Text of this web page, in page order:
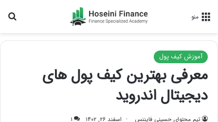
منو
آموزش کیف پول
معرفی بهترین کیف پول های
دیجیتال اندروید
تیم محتوای حسینی‌ فایننس اسفند ۲۶, ۱۴۰۲
۱